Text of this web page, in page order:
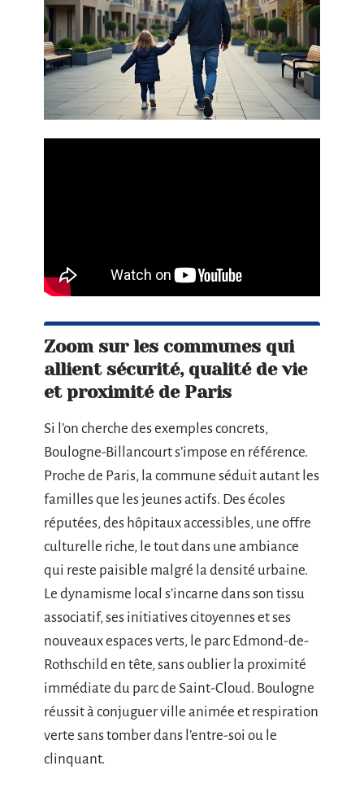
Zoom sur les communes qui
allient sécurité, qualité de vie
et proximité de Paris
Si l’on cherche des exemples concrets,
Boulogne-Billancourt s’impose en référence.
Proche de Paris, la commune séduit autant les
familles que les jeunes actifs. Des écoles
réputées, des hôpitaux accessibles, une offre
culturelle riche, le tout dans une ambiance
qui reste paisible malgré la densité urbaine.
Le dynamisme local s’incarne dans son tissu
associatif, ses initiatives citoyennes et ses
nouveaux espaces verts, le parc Edmond-de-
Rothschild en tête, sans oublier la proximité
immédiate du parc de Saint-Cloud. Boulogne
réussit à conjuguer ville animée et respiration
verte sans tomber dans l’entre-soi ou le
clinquant.